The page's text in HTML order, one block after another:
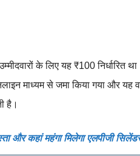
के लिए यह ₹100 निर्धारित
माध्यम से जमा किया गया और यह
है।
और कहां महंगा मिलेगा एलपीजी